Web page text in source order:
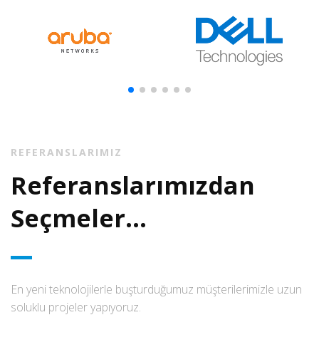
REFERANSLARIMIZ
Referanslarımızdan
Seçmeler...
En yeni teknolojilerle buşturduğumuz müşterilerimizle uzun
soluklu projeler yapıyoruz.